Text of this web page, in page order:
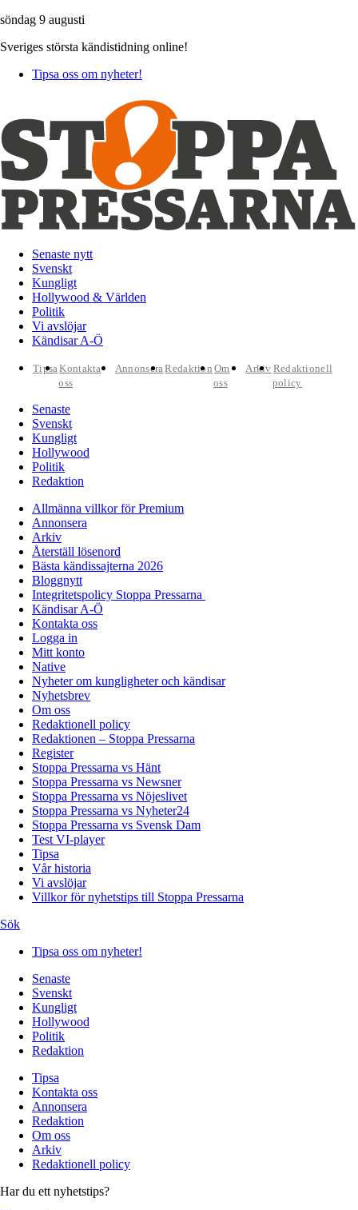
söndag 9 augusti
Sveriges största kändistidning online!
Tipsa oss om nyheter!
Senaste nytt
Svenskt
Kungligt
Hollywood & Världen
Politik
Vi avslöjar
Kändisar A-Ö
TipsaKontakta
oss
AnnonseraRedaktion Om
oss
Arkiv Redaktionell
policy
Senaste
Svenskt
Kungligt
Hollywood
Politik
Redaktion
Allmänna villkor för Premium
Annonsera
Arkiv
Återställ lösenord
Bästa kändissajterna 2026
Bloggnytt
Integritetspolicy Stoppa Pressarna
Kändisar A-Ö
Kontakta oss
Logga in
Mitt konto
Native
Nyheter om kungligheter och kändisar
Nyhetsbrev
Om oss
Redaktionell policy
Redaktionen – Stoppa Pressarna
Register
Stoppa Pressarna vs Hänt
Stoppa Pressarna vs Newsner
Stoppa Pressarna vs Nöjeslivet
Stoppa Pressarna vs Nyheter24
Stoppa Pressarna vs Svensk Dam
Test VI-player
Tipsa
Vår historia
Vi avslöjar
Villkor för nyhetstips till Stoppa Pressarna
Sök
Tipsa oss om nyheter!
Senaste
Svenskt
Kungligt
Hollywood
Politik
Redaktion
Tipsa
Kontakta oss
Annonsera
Redaktion
Om oss
Arkiv
Redaktionell policy
Har du ett nyhetstips?